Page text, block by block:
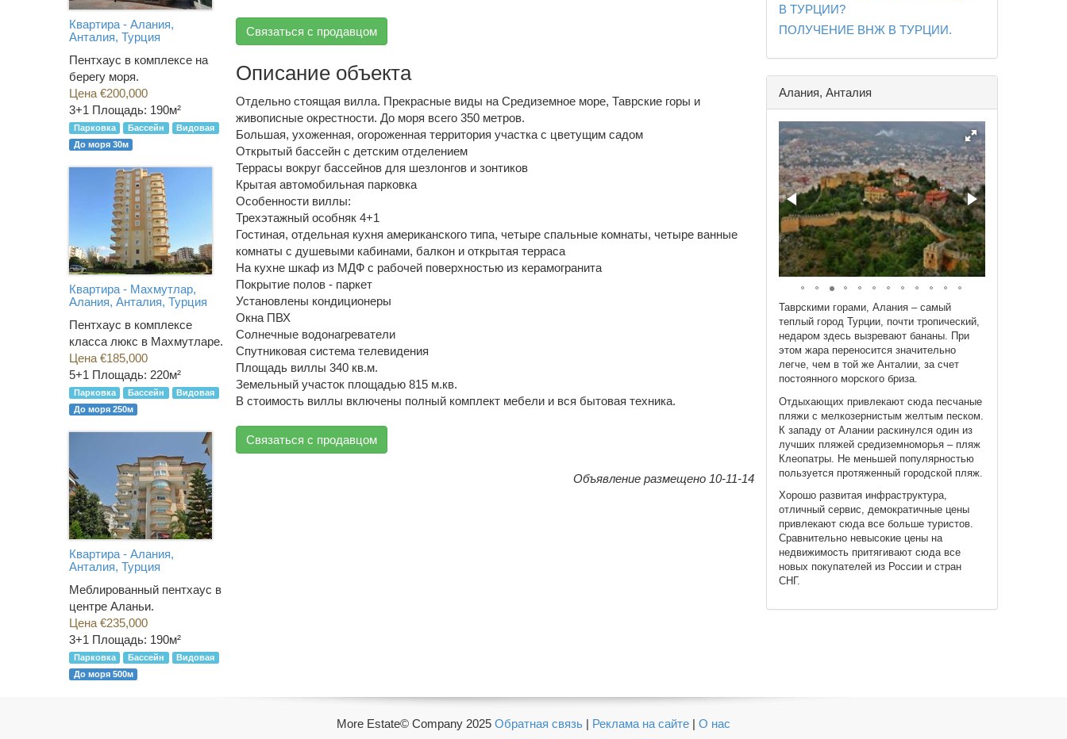
Связаться с продавцом
Описание объекта
Отдельно стоящая вилла. Прекрасные виды на Средиземное море, Таврские горы и
живописные окрестности. До моря всего 350 метров.
Большая, ухоженная, огороженная территория участка с цветущим садом
Открытый бассейн с детским отделением
Террасы вокруг бассейнов для шезлонгов и зонтиков
Крытая автомобильная парковка
Особенности виллы:
Трехэтажный особняк 4+1
Гостиная, отдельная кухня американского типа, четыре спальные комнаты, четыре ванные
комнаты с душевыми кабинами, балкон и открытая терраса
На кухне шкаф из МДФ с рабочей поверхностью из керамогранита
Покрытие полов - паркет
Установлены кондиционеры
Окна ПВХ
Солнечные водонагреватели
Спутниковая система телевидения
Площадь виллы 340 кв.м.
Земельный участок площадью 815 м.кв.
В стоимость виллы включены полный комплект мебели и вся бытовая техника.
Связаться с продавцом
Объявление размещено 10-11-14
В ТУРЦИИ?
ПОЛУЧЕНИЕ ВНЖ В ТУРЦИИ.
Алания, Анталия
Таврскими горами, Алания – самый
теплый город Турции, почти тропический,
недаром здесь вызревают бананы. При
этом жара переносится значительно
легче, чем в той же Анталии, за счет
постоянного морского бриза.
Отдыхающих привлекают сюда песчаные
пляжи с мелкозернистым желтым песком.
К западу от Алании раскинулся один из
лучших пляжей средиземноморья – пляж
Клеопатры. Не меньшей популярностью
пользуется протяженный городской пляж.
Хорошо развитая инфраструктура,
отличный сервис, демократичные цены
привлекают сюда все больше туристов.
Сравнительно невысокие цены на
недвижимость притягивают сюда все
новых покупателей из России и стран
СНГ.
Квартира - Алания,
Анталия, Турция
Пентхаус в комплексе на
берегу моря.
Цена €200,000
3+1 Площадь: 190м²
Парковка Бассейн
Видовая
До моря 30м
Квартира - Махмутлар,
Алания, Анталия, Турция
Пентхаус в комплексе
класса люкс в Махмутларе.
Цена €185,000
5+1 Площадь: 220м²
Парковка Бассейн
Видовая
До моря 250м
Квартира - Алания,
Анталия, Турция
Меблированный пентхаус в
центре Аланьи.
Цена €235,000
3+1 Площадь: 190м²
Парковка Бассейн
Видовая
До моря 500м
More Estate© Company 2025 Обратная связь | Реклама на сайте | О нас